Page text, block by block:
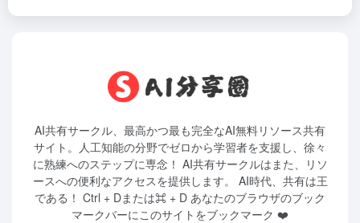
AI共有サークル、最高かつ最も完全なAI無料リソース共有
サイト。人工知能の分野でゼロから学習者を支援し、徐々
に熟練へのステップに専念！ AI共有サークルはまた、リソ
ースへの便利なアクセスを提供します。 AI時代、共有は王
である！ Ctrl + Dまたは⌘ + D あなたのブラウザのブック
マークバーにこのサイトをブックマーク ❤️